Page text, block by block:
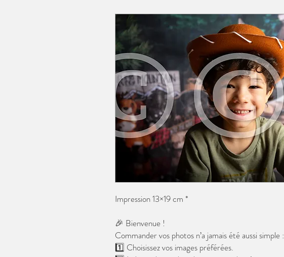
Impression 13×19 cm *
🎉 Bienvenue !
Commander vos photos n’a jamais été aussi simple :
1️⃣ Choisissez vos images préférées.